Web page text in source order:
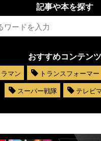
記事や本を探す
おすすめコンテンツ
マン トランスフォーマー
スーパー戦隊
テレビ